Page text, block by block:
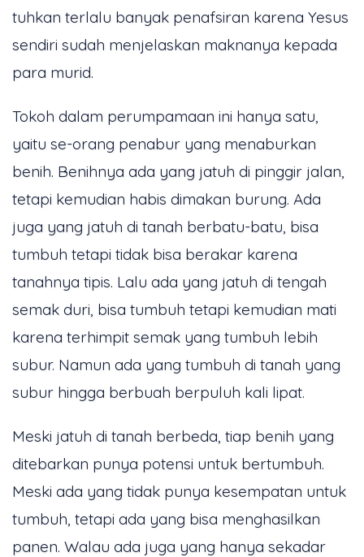
tuhkan terlalu banyak penafsiran karena Yesus
sendiri sudah menjelaskan maknanya kepada
para murid.
Tokoh dalam perumpamaan ini hanya satu,
yaitu se-orang penabur yang menaburkan
benih. Benihnya ada yang jatuh di pinggir jalan,
tetapi kemudian habis dimakan burung. Ada
juga yang jatuh di tanah berbatu-batu, bisa
tumbuh tetapi tidak bisa berakar karena
tanahnya tipis. Lalu ada yang jatuh di tengah
semak duri, bisa tumbuh tetapi kemudian mati
karena terhimpit semak yang tumbuh lebih
subur. Namun ada yang tumbuh di tanah yang
subur hingga berbuah berpuluh kali lipat.
Meski jatuh di tanah berbeda, tiap benih yang
ditebarkan punya potensi untuk bertumbuh.
Meski ada yang tidak punya kesempatan untuk
tumbuh, tetapi ada yang bisa menghasilkan
panen. Walau ada juga yang hanya sekadar